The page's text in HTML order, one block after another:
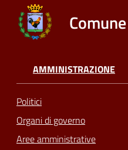
AMMINISTRAZIONE
Politici
Organi di governo
Aree amministrative